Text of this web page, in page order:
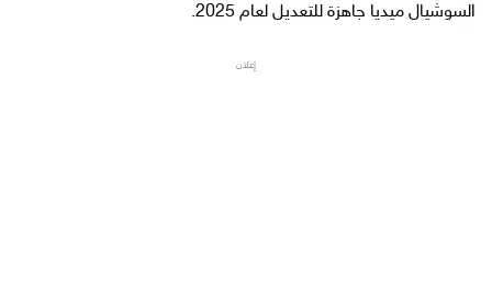
السوشيال ميديا جاهزة للتعديل لعام 2025.
إعلان